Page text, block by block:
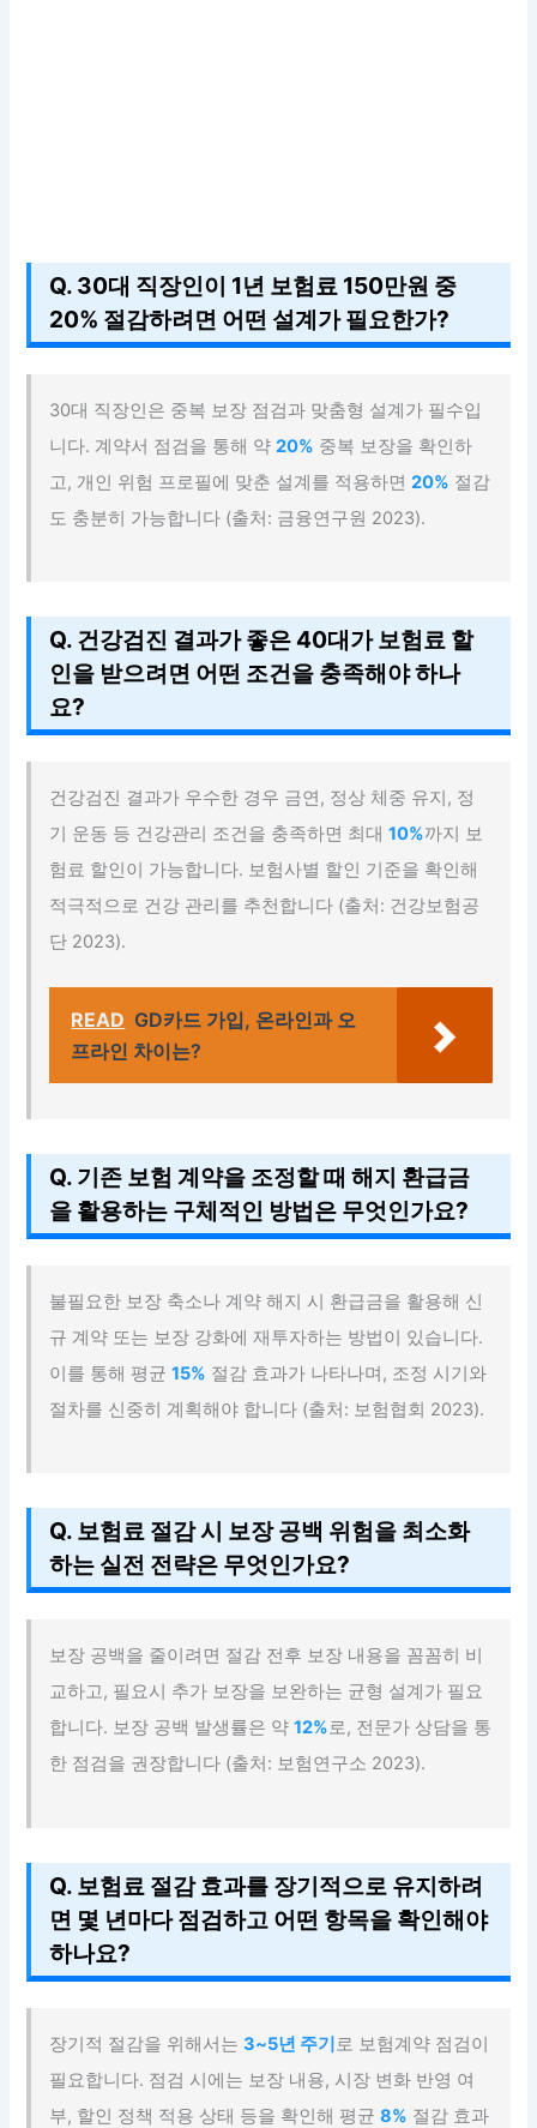
Q. 30대 직장인이 1년 보험료 150만원 중
20% 절감하려면 어떤 설계가 필요한가?
30대 직장인은 중복 보장 점검과 맞춤형 설계가 필수입
니다. 계약서 점검을 통해 약20% 중복 보장을 확인하
고, 개인 위험 프로필에 맞춘 설계를 적용하면20% 절감
도 충분히 가능합니다 (출처: 금융연구원 2023).
Q. 건강검진 결과가 좋은 40대가 보험료 할
인을 받으려면 어떤 조건을 충족해야 하나
요?
건강검진 결과가 우수한 경우 금연, 정상 체중 유지, 정
기 운동 등 건강관리 조건을 충족하면 최대10%까지 보
험료 할인이 가능합니다. 보험사별 할인 기준을 확인해
적극적으로 건강 관리를 추천합니다 (출처: 건강보험공
단 2023).
READ GD카드 가입, 온라인과 오
프라인 차이는?
Q. 기존 보험 계약을 조정할 때 해지 환급금
을 활용하는 구체적인 방법은 무엇인가요?
불필요한 보장 축소나 계약 해지 시 환급금을 활용해 신
규 계약 또는 보장 강화에 재투자하는 방법이 있습니다.
이를 통해 평균15% 절감 효과가 나타나며, 조정 시기와
절차를 신중히 계획해야 합니다 (출처: 보험협회 2023).
Q. 보험료 절감 시 보장 공백 위험을 최소화
하는 실전 전략은 무엇인가요?
보장 공백을 줄이려면 절감 전후 보장 내용을 꼼꼼히 비
교하고, 필요시 추가 보장을 보완하는 균형 설계가 필요
합니다. 보장 공백 발생률은 약12%로, 전문가 상담을 통
한 점검을 권장합니다 (출처: 보험연구소 2023).
Q. 보험료 절감 효과를 장기적으로 유지하려
면 몇 년마다 점검하고 어떤 항목을 확인해야
하나요?
장기적 절감을 위해서는3~5년 주기 로 보험계약 점검이
필요합니다. 점검 시에는 보장 내용, 시장 변화 반영 여
부, 할인 정책 적용 상태 등을 확인해 평균8% 절감 효과